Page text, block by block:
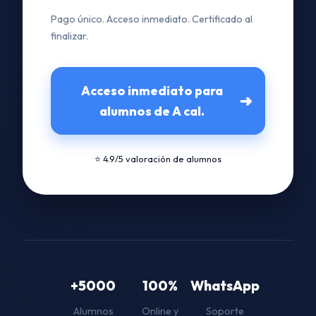
Pago único. Acceso inmediato. Certificado al
finalizar.
Acceso inmediato para
alumnos de A cal.
➜
⭐ 4.9/5 valoración de alumnos
+5000
Alumnos
100%
Online y
WhatsApp
Soporte